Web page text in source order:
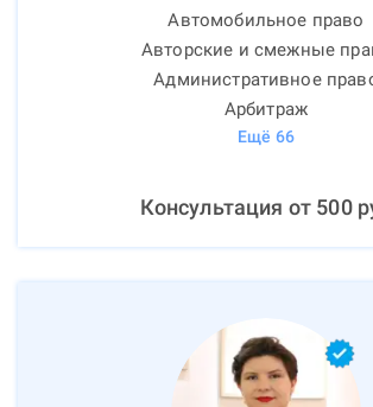
Автомобильное право
Авторские и смежные
Административное
Арбитраж
Ещё 66
Консультация от 500